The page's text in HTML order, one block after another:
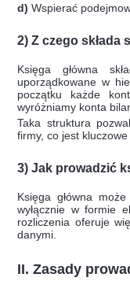
d) Wspierać
2) Z czego składa
Księga główna
uporządkowane w
początku każde
wyróżniamy konta
Taka struktura
firmy, co jest
3) Jak prowadzić
Księga główna
wyłącznie w formie
rozliczenia oferuje
danymi.
II. Zasady